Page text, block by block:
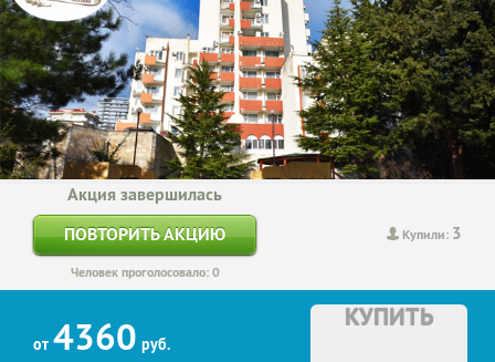
Купили: 3
Акция завершилась
ПОВТОРИТЬ АКЦИЮ
Человек проголосовало: 0
от 4360 руб.
КУПИТЬ